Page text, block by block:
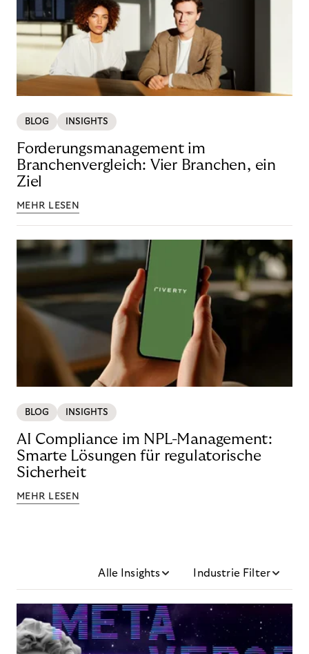
BLOG INSIGHTS
Forderungsmanagement im
Branchenvergleich: Vier Branchen, ein
Ziel
MEHR LESEN
BLOG INSIGHTS
AI Compliance im NPL-Management:
Smarte Lösungen für regulatorische
Sicherheit
MEHR LESEN
Alle Insights Industrie Filter